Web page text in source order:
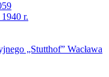
r.
„Stutthof” Wacława